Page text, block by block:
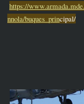
https://
nnola/buques_principal/